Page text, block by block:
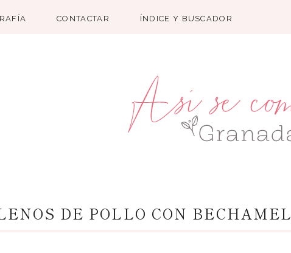
CONTACTAR ÍNDICE Y BUSCADOR
DE POLLO CON BECHAMEL